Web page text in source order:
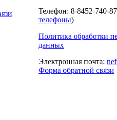
Телефон: 8-8452-740-
телефоны)
Политика обработки
данных
Электронная почта:
Форма обратной связи